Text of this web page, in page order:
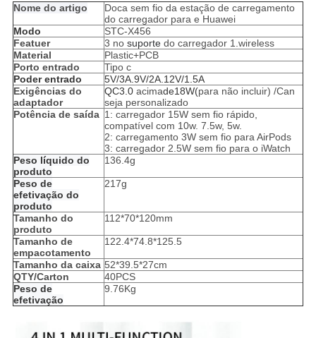
Nome do artigo
Doca sem fio da estação de carregamento
do carregador para e Huawei
Modo
STC-X456
Featuer
3 no suportedo carregador 1.wireless
Material
Plastic+PCB
Porto entrado
Tipo c
Poder entrado
5V/3A.9V/2A.12V/1.5A
Exigências do
adaptador
QC3.0acimade18W(para não incluir) /Can
seja personalizado
Potência de saída 1: carregador 15W sem fio rápido,
compatível com 10w. 7.5w, 5w.
2: carregamento 3W sem fio para AirPods
3: carregador 2.5W sem fio para o iWatch
Peso líquido do
produto
136.4g
Peso de
efetivação do
produto
217g
Tamanho do
produto
112*70*120mm
Tamanho de
empacotamento
122.4*74.8*125.5
Tamanho da caixa 52*39.5*27cm
QTY/Carton
40PCS
Peso de
efetivação
9.76Kg